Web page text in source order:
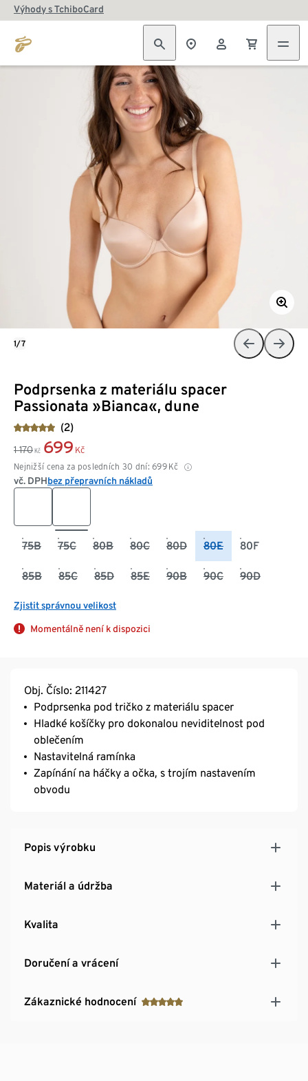
Výhody s TchiboCard
Podprsenka z materiálu spacer
Passionata »Bianca«, dune
(2)
1 170 Kč 699 Kč
Nejnižší cena za posledních 30 dní: 699 Kč
vč. DPHbez přepravních nákladů
75B 75C 80B 80C 80D 80E 80F
85B 85C 85D 85E 90B 90C 90D
Zjistit správnou velikost
Momentálně není k dispozici
1/7
Obj. Číslo: 211427
Podprsenka pod tričko z materiálu spacer
Hladké košíčky pro dokonalou neviditelnost pod
oblečením
Nastavitelná ramínka
Zapínání na háčky a očka, s trojím nastavením
obvodu
Popis výrobku
Materiál a údržba
Kvalita
Doručení a vrácení
Zákaznické hodnocení